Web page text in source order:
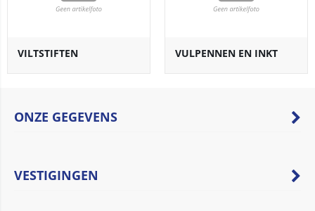
VILTSTIFTEN VULPENNEN EN INKT
ONZE GEGEVENS
VESTIGINGEN